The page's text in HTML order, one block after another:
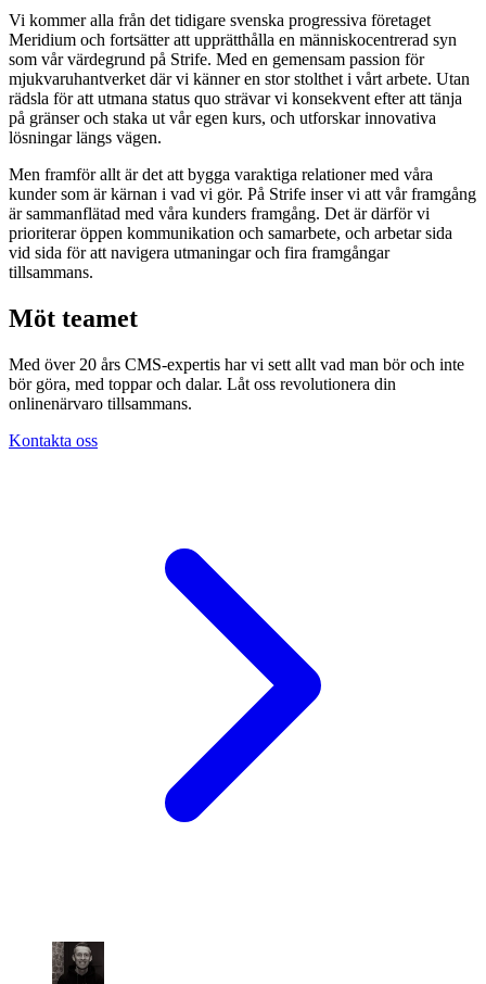
Vi kommer alla från det tidigare svenska progressiva företaget
Meridium och fortsätter att upprätthålla en människocentrerad syn
som vår värdegrund på Strife. Med en gemensam passion för
mjukvaruhantverket där vi känner en stor stolthet i vårt arbete. Utan
rädsla för att utmana status quo strävar vi konsekvent efter att tänja
på gränser och staka ut vår egen kurs, och utforskar innovativa
lösningar längs vägen.
Men framför allt är det att bygga varaktiga relationer med våra
kunder som är kärnan i vad vi gör. På Strife inser vi att vår framgång
är sammanflätad med våra kunders framgång. Det är därför vi
prioriterar öppen kommunikation och samarbete, och arbetar sida
vid sida för att navigera utmaningar och fira framgångar
tillsammans.
Möt teamet
Med över 20 års CMS-expertis har vi sett allt vad man bör och inte
bör göra, med toppar och dalar. Låt oss revolutionera din
onlinenärvaro tillsammans.
Kontakta oss